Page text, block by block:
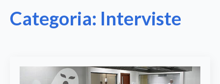
Categoria: Interviste